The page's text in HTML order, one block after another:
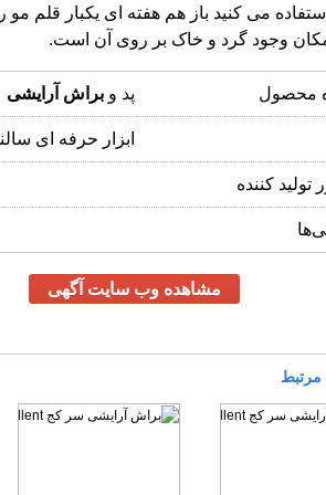
وجود گرد و خاک بر روی آن است.
محصول پد وبراش آرایشی
ابزار حرفه ای
تولید کننده
مشاهده وب سایت آگهی
مرتبط